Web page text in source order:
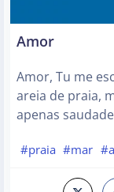
Amor
Amor, Tu me
areia de praia,
apenas
#praia #mar